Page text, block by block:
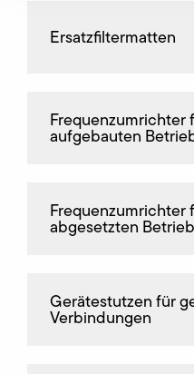
Ersatzfiltermatten
Frequenz­umrichter
aufgebauten
Frequenz­umrichter
abgesetzten
Gerätestutzen für
Verbindungen